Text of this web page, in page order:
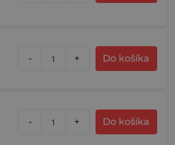
- + Do košíka
- + Do košíka